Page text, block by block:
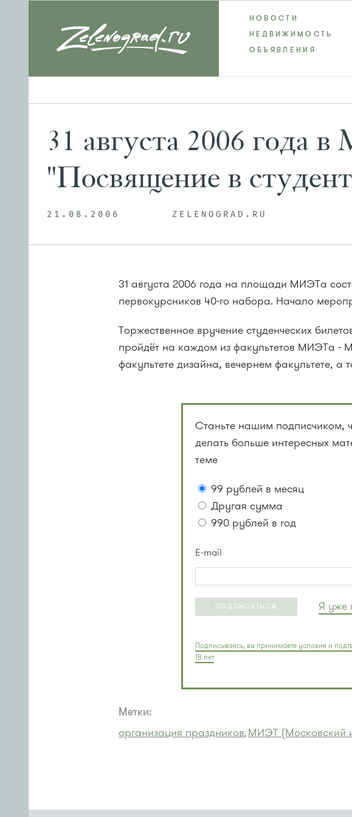
НОВОСТИ
НЕДВИЖИМОСТЬ
ОБЪЯВЛЕНИЯ
31 августа 2006 года
"Посвящение в
21.08.2006 ZELENOGRAD.RU
31 августа 2006 года на площади МИЭТа
первокурсников 40-го набора. Начало
Торжественное вручение студенческих
пройдёт на каждом из факультетов МИЭТа
факультете дизайна, вечернем факультете, а
Станьте нашим подписчиком,
делать больше интересных
теме
99 рублей в месяц
Другая сумма
990 рублей в год
E-mail
ПОДПИСАТЬСЯ Я уже
Подписываясь, вы принимаете условия и
18 лет
Метки:
организация праздников, МИЭТ (Московский